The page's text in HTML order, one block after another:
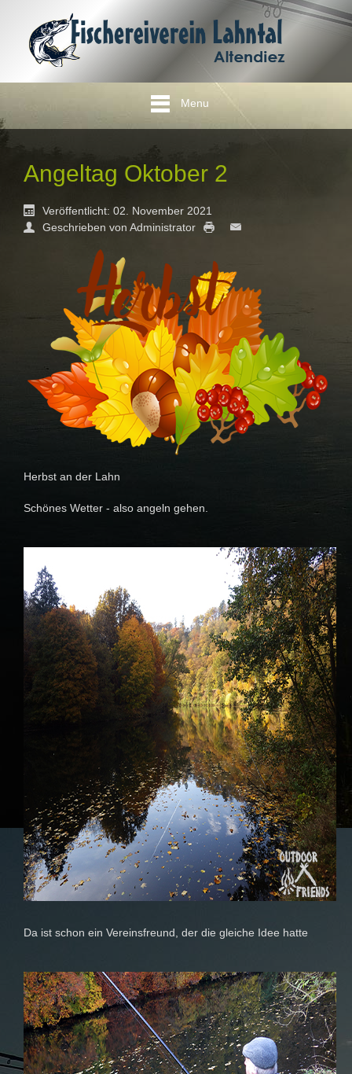
Menu
Angeltag Oktober 2
Veröffentlicht: 02. November 2021
Geschrieben von Administrator
Herbst an der Lahn
Schönes Wetter - also angeln gehen.
Da ist schon ein Vereinsfreund, der die gleiche Idee hatte